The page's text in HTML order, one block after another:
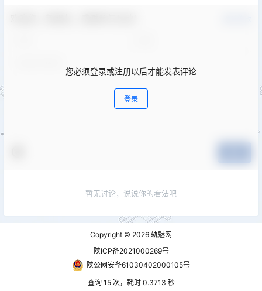
您必须登录或注册以后才能发表评论
登录
暂无讨论，说说你的看法吧
Copyright © 2026 轨魅网
陕ICP备2021000269号
陕公网安备61030402000105号
查询 15 次，耗时 0.3713 秒